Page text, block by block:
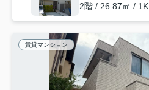
2階 / 26.87㎡ / 1K
賃貸マンション